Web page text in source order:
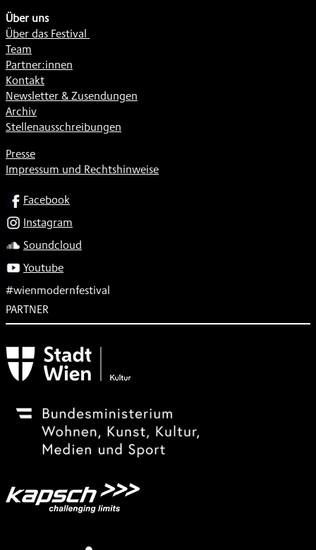
Über uns
Über das Festival
Team
Partner:innen
Kontakt
Newsletter & Zusendungen
Archiv
Stellenausschreibungen
Presse
Impressum und Rechtshinweise
SOCIALFacebook
Instagram
Soundcloud
Youtube
#wienmodernfestival
PARTNER
Subventionsgeber